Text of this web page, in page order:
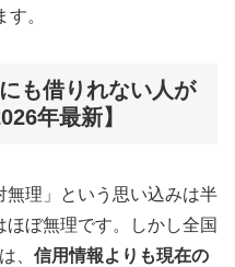
。
も借りれない人が
年最新】
無理」という思い込みは半
ぼ無理です。しかし全国
、 信用情報よりも現在の